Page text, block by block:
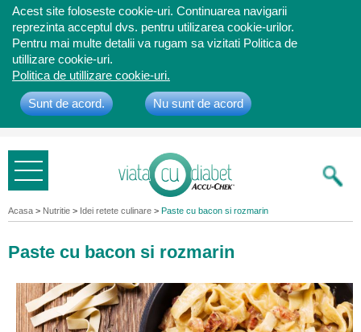
Acest site foloseste cookie-uri. Continuarea navigarii
reprezinta acceptul dvs. pentru utilizarea cookie-urilor.
Pentru mai multe detalii va rugam sa vizitati Politica de
utillizare cookie-uri.
Politica de utillizare cookie-uri.
Sunt de acord. Nu sunt de acord
Bine ati
venit
Acasa > Nutritie > Idei retete culinare > Paste cu bacon si rozmarin
Paste cu bacon si rozmarin